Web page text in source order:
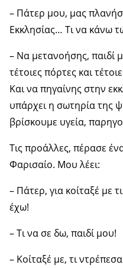
– Πάτερ μου, μας
Εκκλησίας… Τι να κάνω
– Να μετανοήσης, παιδί
τέτοιες πόρτες και
Και να πηγαίνης στην
υπάρχει η σωτηρία της
βρίσκουμε υγεία,
Τις προάλλες, πέρασε
Φαρισαίο. Μου λέει:
– Πάτερ, για κοίταξέ με
έχω!
– Τι να σε δω, παιδί μου!
– Κοίταξέ με, τι